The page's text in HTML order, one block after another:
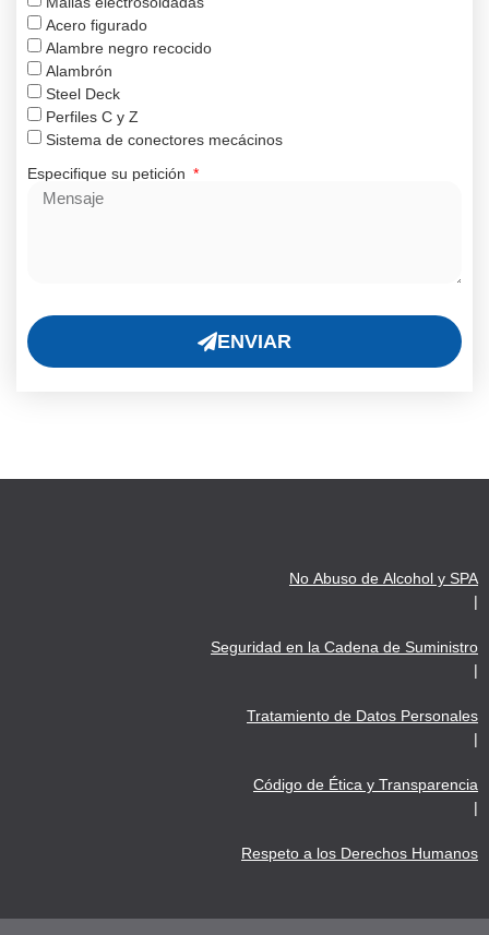
Acero figurado
Alambre negro recocido
Alambrón
Steel Deck
Perfiles C y Z
Sistema de conectores mecácinos
Especifique su petición
ENVIAR
No Abuso de Alcohol y SPA
|
Seguridad en la Cadena de Suministro
|
Tratamiento de Datos Personales
|
Código de Ética y Transparencia
|
Respeto a los Derechos Humanos